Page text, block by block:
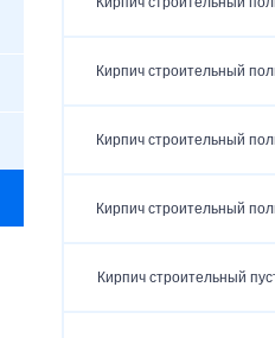
Кирпич строительный
Кирпич строительный
Кирпич строительный
Кирпич строительный